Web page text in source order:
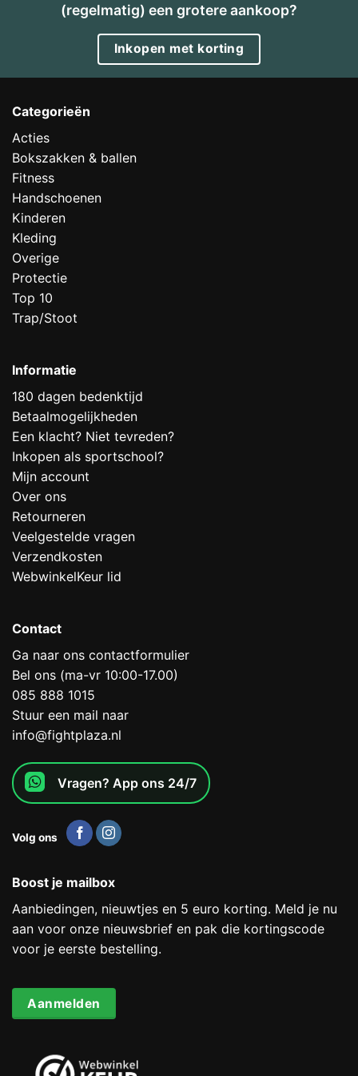
(regelmatig) een grotere aankoop?
Inkopen met korting
Categorieën
Acties
Bokszakken & ballen
Fitness
Handschoenen
Kinderen
Kleding
Overige
Protectie
Top 10
Trap/Stoot
Informatie
180 dagen bedenktijd
Betaalmogelijkheden
Een klacht? Niet tevreden?
Inkopen als sportschool?
Mijn account
Over ons
Retourneren
Veelgestelde vragen
Verzendkosten
WebwinkelKeur lid
Contact
Ga naar ons contactformulier
Bel ons (ma-vr 10:00-17.00)
085 888 1015
Stuur een mail naar
info@fightplaza.nl
Vragen? App ons 24/7
Volg ons
Boost je mailbox
Aanbiedingen, nieuwtjes en 5 euro korting. Meld je nu
aan voor onze nieuwsbrief en pak die kortingscode
voor je eerste bestelling.
Aanmelden